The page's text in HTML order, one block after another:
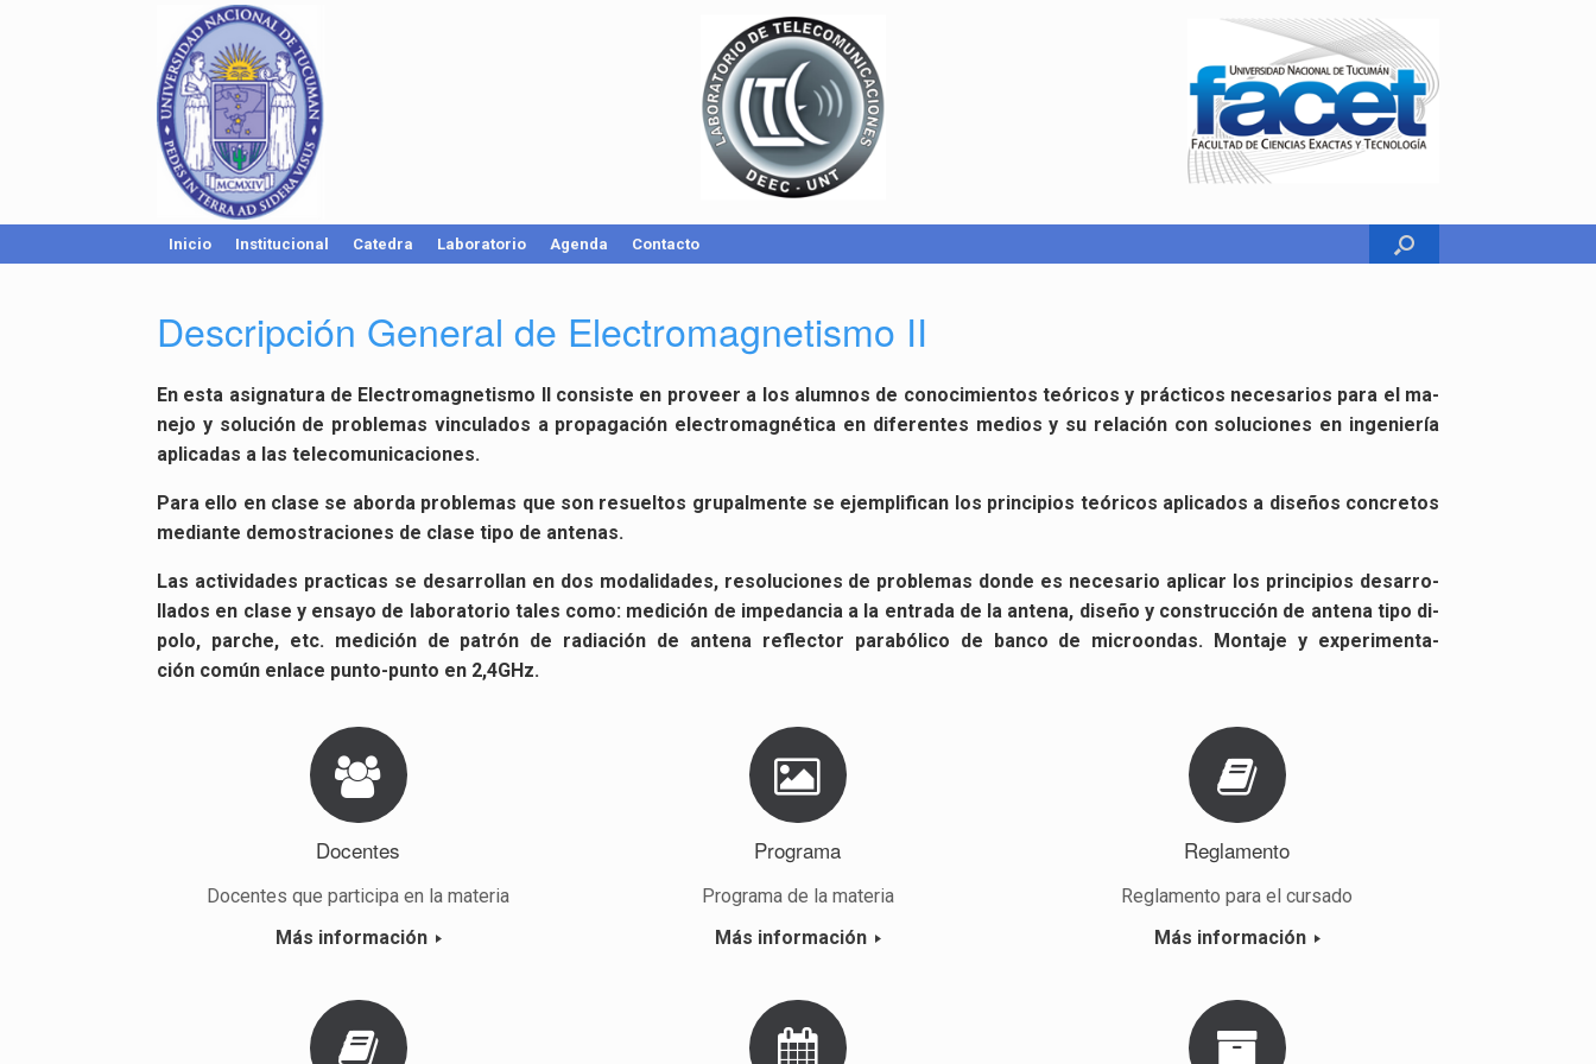
Inicio Institucional Catedra Laboratorio Agenda Contacto
Descripción General de Electromagnetismo II
En esta asig­na­tu­ra de Elec­tro­mag­ne­tis­mo II con­sis­te en pro­veer a los alum­nos de co­no­ci­mien­tos teó­ri­cos y prác­ti­cos ne­ce­sa­rios para el ma­
ne­jo y so­lu­ción de pro­ble­mas vin­cu­la­dos a pro­pa­ga­ción elec­tro­mag­né­ti­ca en di­fe­ren­tes me­dios y su re­la­ción con so­lu­cio­nes en in­ge­nie­ría
apli­ca­das a las te­le­co­mu­ni­ca­cio­nes.
Para ello en clase se abor­da pro­ble­mas que son re­suel­tos gru­pal­men­te se ejem­pli­fi­can los prin­ci­pios teó­ri­cos apli­ca­dos a di­se­ños con­cre­tos
me­dian­te de­mos­tra­cio­nes de clase tipo de an­te­nas.
Las ac­ti­vi­da­des prac­ti­cas se desa­rro­llan en dos mo­da­li­da­des, re­so­lu­cio­nes de pro­ble­mas donde es ne­ce­sa­rio apli­car los prin­ci­pios desa­rro­
lla­dos en clase y en­sa­yo de la­bo­ra­to­rio tales como: me­di­ción de im­pe­dan­cia a la en­tra­da de la an­te­na, di­se­ño y cons­truc­ción de an­te­na tipo di­
po­lo, par­che, etc. me­di­ción de pa­trón de ra­dia­ción de an­te­na re­flec­tor pa­ra­bó­li­co de banco de mi­cro­on­das. Mon­ta­je y ex­pe­ri­men­ta­
ción común en­la­ce pun­to-pun­to en 2,4GHz.
Do­cen­tes
Do­cen­tes que par­ti­ci­pa en la ma­te­ria
Más in­for­ma­ción
Pro­gra­ma
Pro­gra­ma de la ma­te­ria
Más in­for­ma­ción
Re­gla­men­to
Re­gla­men­to para el cur­sa­do
Más in­for­ma­ción